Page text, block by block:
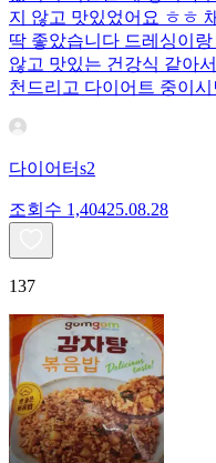
지 않고 맛있었어요 ㅎㅎ
딱 좋았습니다 드레싱이
않고 맛있는 건강식 같아
천드리고 다이어트 중이
다이어터s2
조회수 1,40425.08.28
137